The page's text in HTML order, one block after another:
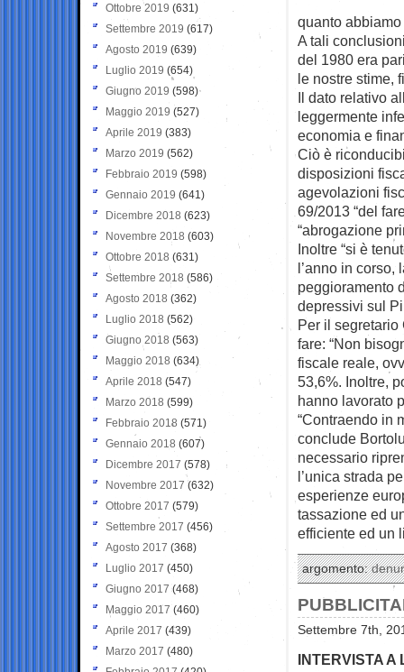
quanto
A tali
del 1980 era
le nostre stime,
Il dato relativo
leggermente
economia e
Ciò è
disposizioni
agevolazioni
69/2013 “del
“abrogazione
Inoltre “si è
l’anno in corso,
peggioramento
depressivi sul
Per il segretario
fare: “Non
fiscale reale,
53,6%. Inoltre,
hanno lavorato
“Contraendo in
conclude
necessario
l’unica strada
esperienze
tassazione ed
efficiente ed un
argomento:
Settembre 7th,
INTERVISTA A
Ottobre 2019 (631)
Settembre 2019 (617)
Agosto 2019 (639)
Luglio 2019 (654)
Giugno 2019 (598)
Maggio 2019 (527)
Aprile 2019 (383)
Marzo 2019 (562)
Febbraio 2019 (598)
Gennaio 2019 (641)
Dicembre 2018 (623)
Novembre 2018 (603)
Ottobre 2018 (631)
Settembre 2018 (586)
Agosto 2018 (362)
Luglio 2018 (562)
Giugno 2018 (563)
Maggio 2018 (634)
Aprile 2018 (547)
Marzo 2018 (599)
Febbraio 2018 (571)
Gennaio 2018 (607)
Dicembre 2017 (578)
Novembre 2017 (632)
Ottobre 2017 (579)
Settembre 2017 (456)
Agosto 2017 (368)
Luglio 2017 (450)
Giugno 2017 (468)
Maggio 2017 (460)
Aprile 2017 (439)
Marzo 2017 (480)